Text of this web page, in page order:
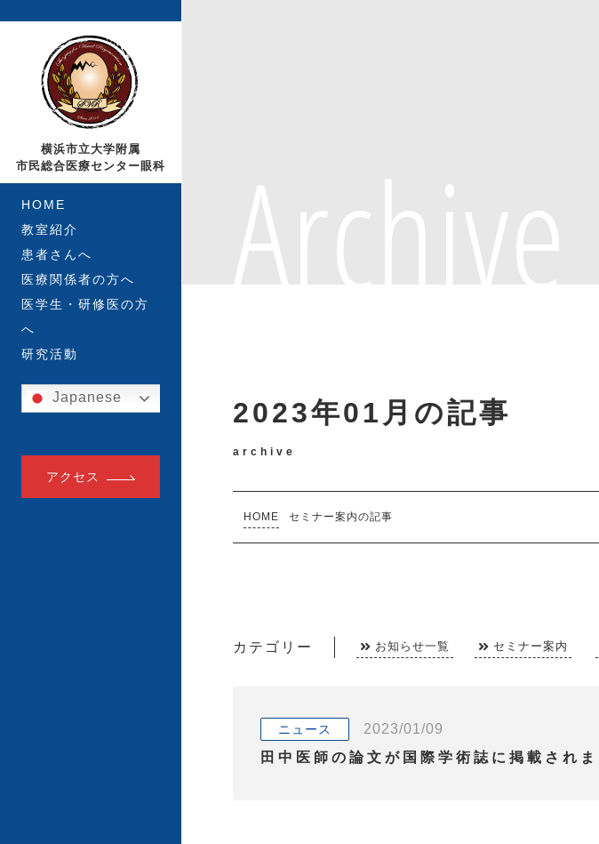
横浜市立大学附属
市民総合医療センター眼科
HOME
教室紹介
患者さんへ
医療関係者の方へ
医学生・研修医の方
へ
研究活動
Japanese
アクセス
2023年01月の記事
archive
HOME セミナー案内の記事
カテゴリー お知らせ一覧 セミナー案内
ニュース
2023/01/09
田中医師の論文が国際学術誌に掲載されま